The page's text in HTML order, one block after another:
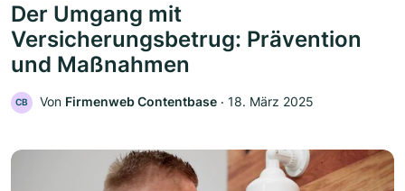
Der Umgang mit
Versicherungsbetrug: Prävention
und Maßnahmen
CB Von Firmenweb Contentbase ‧ 18. März 2025